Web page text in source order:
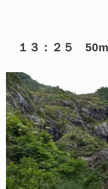
１３：２５